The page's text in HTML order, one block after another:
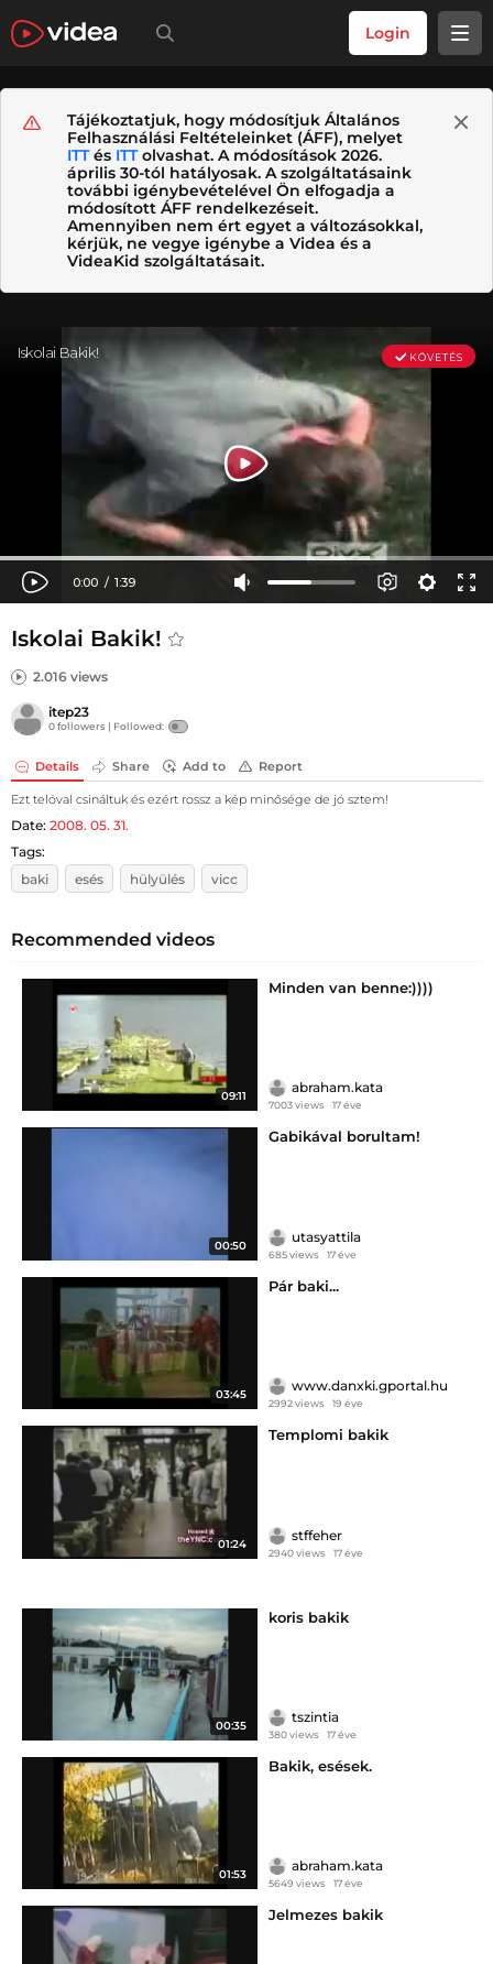
Login
Tájékoztatjuk, hogy módosítjuk Általános
Felhasználási Feltételeinket (ÁFF), melyet
ITTés ITTolvashat. A módosítások 2026.
április 30-tól hatályosak. A szolgáltatásaink
további igénybevételével Ön elfogadja a
módosított ÁFF rendelkezéseit.
Amennyiben nem ért egyet a változásokkal,
kérjük, ne vegye igénybe a Videa és a
VideaKid szolgáltatásait.
Iskolai Bakik!
2.016 views
itep23
0 followers | Followed:
Details Share Add to Report
Ezt telóval csináltuk és ezért rossz a kép minősége de jó sztem!
Date: 2008. 05. 31.
Tags:
baki
esés hülyülés vicc
Recommended videos
09:11
Minden van benne:))))
abraham.kata
7003 views 17 éve
00:50
Gabikával borultam!
utasyattila
685 views 17 éve
03:45
Pár baki...
www.danxki.gportal.hu
2992 views 19 éve
01:24
Templomi bakik
stffeher
2940 views 17 éve
00:35
koris bakik
tszintia
380 views 17 éve
01:53
Bakik, esések.
abraham.kata
5649 views 17 éve
Jelmezes bakik